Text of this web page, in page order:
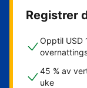
Registrer
Opptil USD
45 % av
uke